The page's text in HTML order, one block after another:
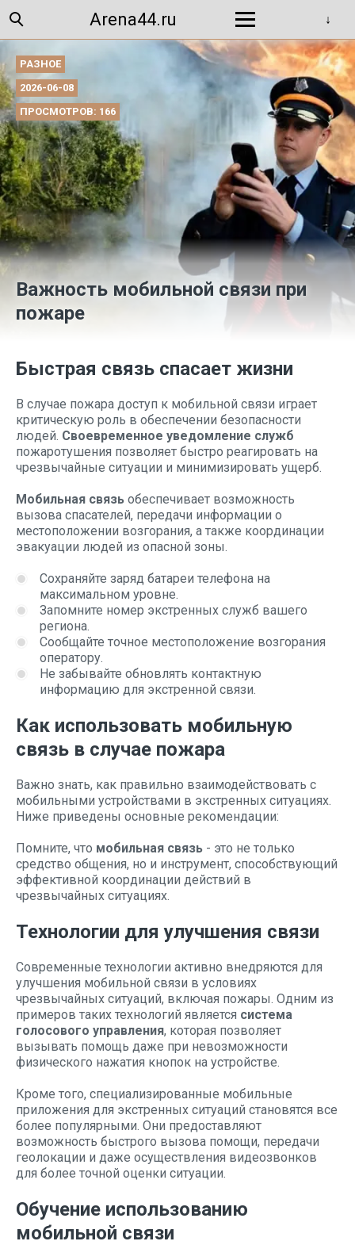
Arena44.ru
РАЗНОЕ
2026-06-08
ПРОСМОТРОВ: 166
Важность мобильной связи при
пожаре
Быстрая связь спасает жизни
В случае пожара доступ к мобильной связи играет
критическую роль в обеспечении безопасности
людей. Своевременное уведомление служб
пожаротушения позволяет быстро реагировать на
чрезвычайные ситуации и минимизировать ущерб.
Мобильная связь обеспечивает возможность
вызова спасателей, передачи информации о
местоположении возгорания, а также координации
эвакуации людей из опасной зоны.
Сохраняйте заряд батареи телефона на
максимальном уровне.
Запомните номер экстренных служб вашего
региона.
Сообщайте точное местоположение возгорания
оператору.
Не забывайте обновлять контактную
информацию для экстренной связи.
Как использовать мобильную
связь в случае пожара
Важно знать, как правильно взаимодействовать с
мобильными устройствами в экстренных ситуациях.
Ниже приведены основные рекомендации:
Помните, что мобильная связь - это не только
средство общения, но и инструмент, способствующий
эффективной координации действий в
чрезвычайных ситуациях.
Технологии для улучшения связи
Современные технологии активно внедряются для
улучшения мобильной связи в условиях
чрезвычайных ситуаций, включая пожары. Одним из
примеров таких технологий является система
голосового управления, которая позволяет
вызывать помощь даже при невозможности
физического нажатия кнопок на устройстве.
Кроме того, специализированные мобильные
приложения для экстренных ситуаций становятся все
более популярными. Они предоставляют
возможность быстрого вызова помощи, передачи
геолокации и даже осуществления видеозвонков
для более точной оценки ситуации.
Обучение использованию
мобильной связи